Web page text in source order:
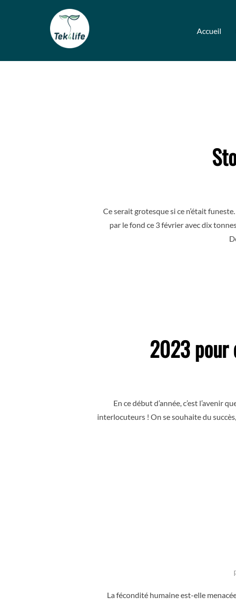
Accueil
Ce serait grotesque si ce n’était
par le fond ce 3 février avec dix
2023 pour
En ce début d’année, c’est l’avenir
interlocuteurs ! On se souhaite du
La fécondité humaine est-elle